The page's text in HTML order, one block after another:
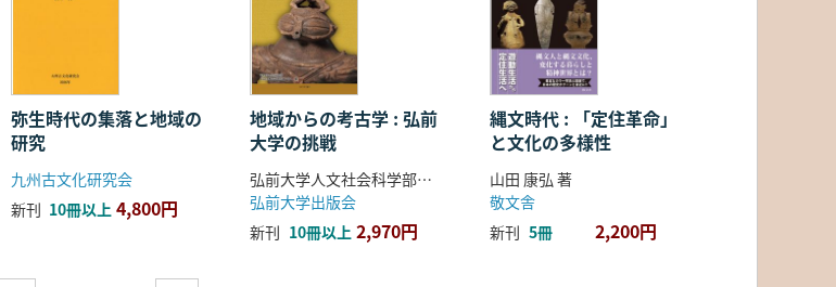
弥生時代の集落と地域の
研究
九州古文化研究会
新刊 10冊以上 4,800円
地域からの考古学 : 弘前
大学の挑戦
弘前大学人文社会科学部北日本考古学研究センター 編
弘前大学出版会
新刊 10冊以上 2,970円
縄文時代 : 「定住革命」
と文化の多様性
山田 康弘 著
敬文舎
新刊 5冊 2,200円